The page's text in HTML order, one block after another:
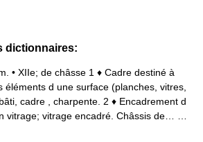
dictionnaires:
• XIIe; de châsse 1 ♦ Cadre destiné à
éléments d une surface (planches, vitres,
cadre , charpente. 2 ♦ Encadrement d
vitrage; vitrage encadré. Châssis de… …